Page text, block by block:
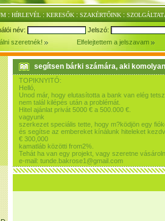
: HÍRLEVÉL : KERESŐK : SZAKÉRTŐINK :
név:
Jelszó:
szeretnék!
Elfelejtettem a jelszavam
segítsen bárki számára, aki
TOPIKNYITÓ:
Helló,
Unod már, hogy elutasította a bank van elég
nem talál kilépés után a problémát.
Hitel ajánlat privát 5000 € a 500.000 €.
vagyunk
szerkezet speciális tette, hogy m?ködjön egy
és segítse az embereket kínálunk hiteleket
€ 300,000
kamatláb közötti from2%.
Tehát ha van egy projekt, vagy szeretne
e-mail: tunde.bakrose1@gmail.com